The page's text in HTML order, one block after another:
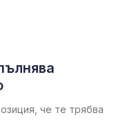
че те трябва